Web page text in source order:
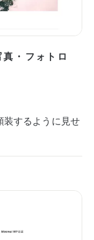
真・フォトロ
装するように見せ